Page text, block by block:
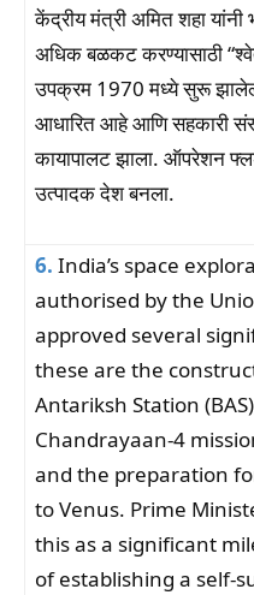
केंद्रीय मंत्री अमित शहा यांनी
अधिक बळकट करण्यासाठी
उपक्रम 1970 मध्ये सुरू
आधारित आहे आणि सहकारी
कायापालट झाला. ऑपरेशन
उत्पादक देश बनला.
6. India’s space
authorised by the
approved several
these are the
Antariksh Station
Chandrayaan-4
and the preparation
to Venus. Prime
this as a significant
of establishing a self-